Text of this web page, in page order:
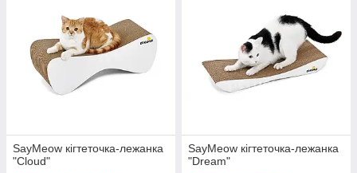
SayMeow кігтеточка-лежанка
"Cloud"
SayMeow кігтеточка-лежанка
"Dream"